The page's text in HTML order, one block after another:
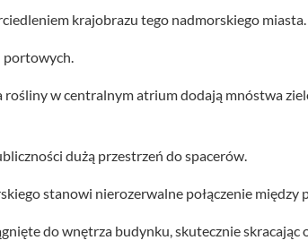
krajobrazu tego nadmorskiego miasta.
portowych.
w centralnym atrium dodają mnóstwa
dużą przestrzeń do spacerów.
stanowi nierozerwalne połączenie
do wnętrza budynku, skutecznie